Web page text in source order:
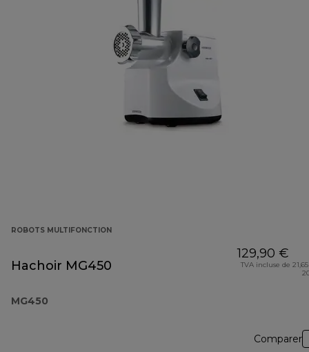
ROBOTS MULTIFONCTION
Hachoir MG450
MG450
129,90 €
TVA incluse de
Comparer